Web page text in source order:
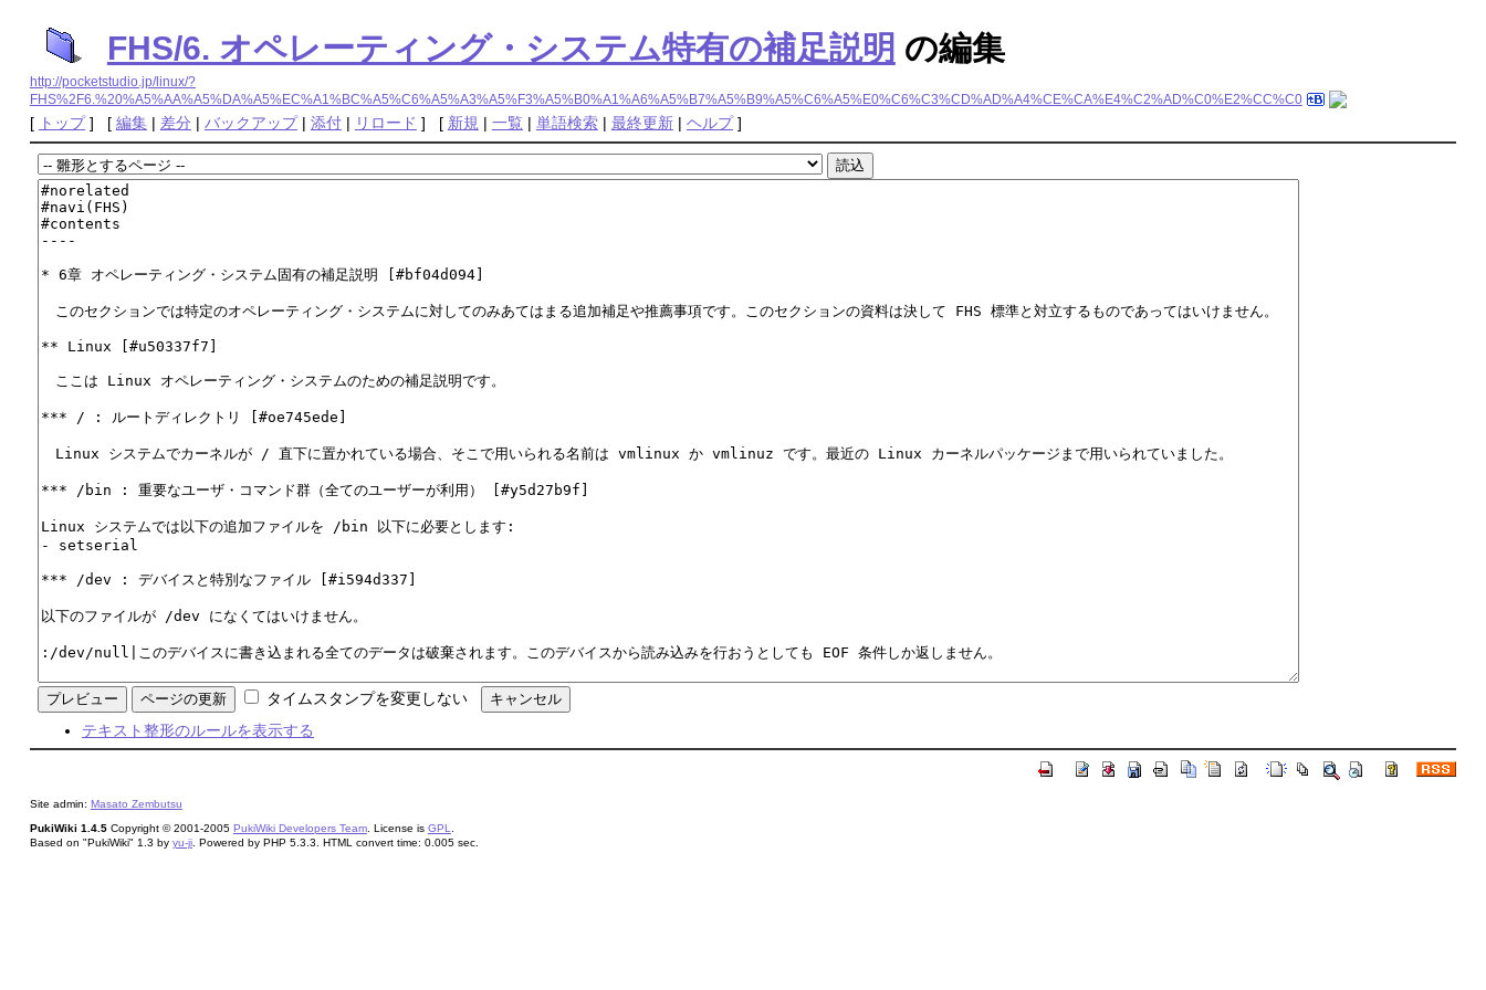
FHS/6. オペレーティング・システム特有の補足説明 の編集
http://pocketstudio.jp/linux/?
FHS%2F6.%20%A5%AA%A5%DA%A5%EC%A1%BC%A5%C6%A5%A3%A5%F3%A5%B0%A1%A6%A5%B7%A5%B9%A5%C6%A5%E0%C6%C3%CD%AD%A4%CE%CA%E4%C2%AD%C0%E2%CC%C0
[ トップ] [ 編集| 差分 | バックアップ| 添付| リロード ] [ 新規 | 一覧 | 単語検索| 最終更新| ヘルプ]
タイムスタンプを変更しない
テキスト整形のルールを表示する
Site admin: Masato Zembutsu
PukiWiki 1.4.5Copyright © 2001-2005 PukiWiki Developers Team. License is GPL.
Based on "PukiWiki" 1.3 by yu-ji. Powered by PHP 5.3.3. HTML convert time: 0.005 sec.